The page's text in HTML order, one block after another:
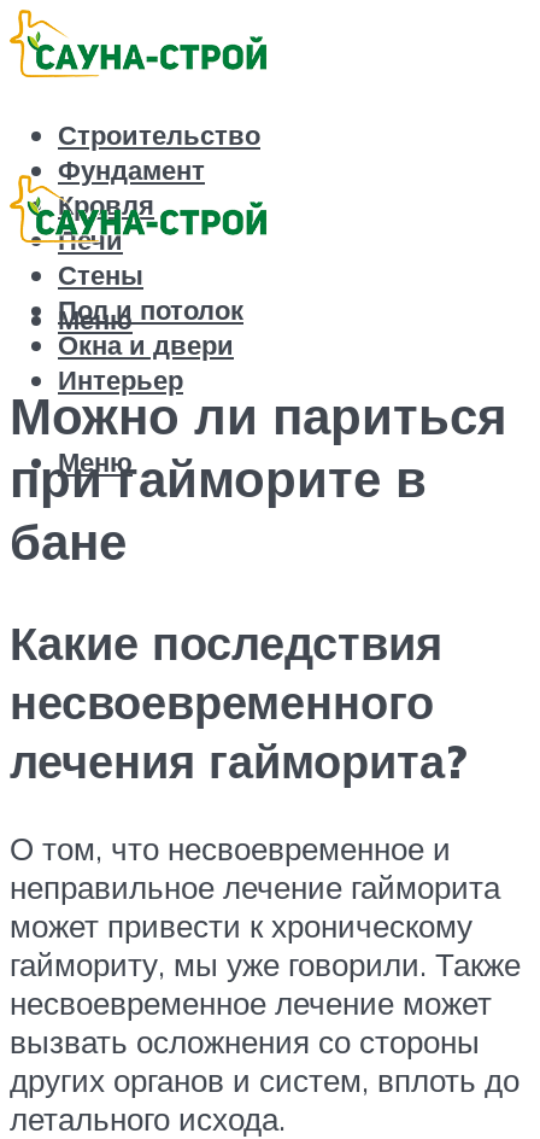
Строительство
Фундамент
Кровля
Печи
Стены
Пол и потолок
Окна и двери
Интерьер
Меню
Меню
Можно ли париться
при гайморите в
бане
Какие последствия
несвоевременного
лечения гайморита?
О том, что несвоевременное и
неправильное лечение гайморита
может привести к хроническому
гаймориту, мы уже говорили. Также
несвоевременное лечение может
вызвать осложнения со стороны
других органов и систем, вплоть до
летального исхода.